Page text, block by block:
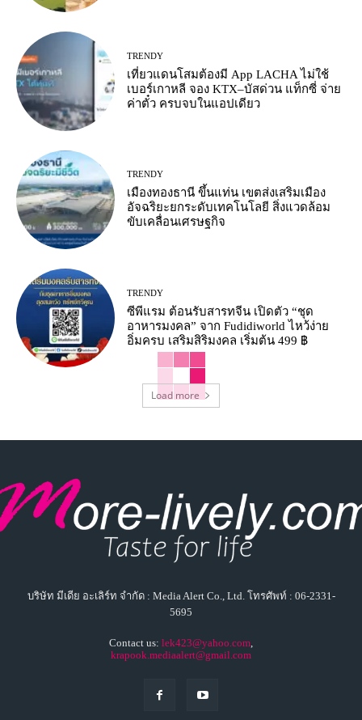
TRENDY
เที่ยวแดนโสมต้องมี App LACHA ไม่ใช้
เบอร์เกาหลี จอง KTX–บัสด่วน แท็กซี่ จ่าย
ค่าตั๋ว ครบจบในแอปเดียว
TRENDY
เมืองทองธานี ขึ้นแท่น เขตส่งเสริมเมือง
อัจฉริยะยกระดับเทคโนโลยี สิ่งแวดล้อม
ขับเคลื่อนเศรษฐกิจ
TRENDY
ซีพีแรม ต้อนรับสารทจีน เปิดตัว “ชุด
อาหารมงคล” จาก Fudidiworld ไหว้ง่าย
อิ่มครบ เสริมสิริมงคล เริ่มต้น 499 ฿
Load more
บริษัท มีเดีย อะเลิร์ท จำกัด : Media Alert Co., Ltd. โทรศัพท์ : 06-2331-
5695
Contact us: lek423@yahoo.com,
krapook.mediaalert@gmail.com